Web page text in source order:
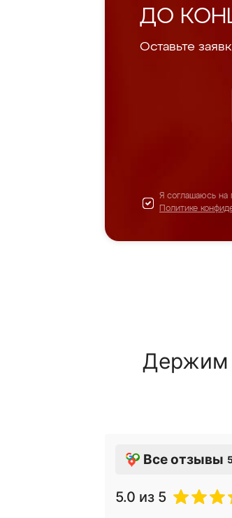
ДО
Оставьте
Я соглашаюсь на
Политике
Держим
Все отзывы
5.0 из 5